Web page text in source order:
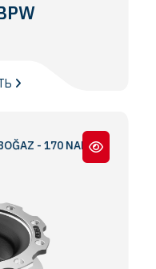
NARROW THROAT